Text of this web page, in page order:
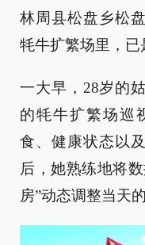
林周县松盘乡松
牦牛扩繁场里，已
一大早，28岁的
的牦牛扩繁场巡
食、健康状态以
后，她熟练地将
房”动态调整当天